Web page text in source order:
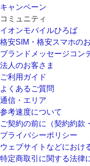
キャンペーン
コミュニティ
イオンモバイルひろば
格安SIM・格安スマホの
ブランドメッセージコン
法人のお客さま
ご利用ガイド
よくあるご質問
通信・エリア
参考速度について
ご契約の前に（契約約款
プライバシーポリシー
ウェブサイトなどにおけ
特定商取引に関する法律